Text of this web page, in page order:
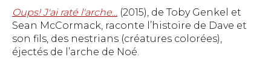
Oups! J'ai raté l'arche... (2015), de Toby Genkel et
Sean McCormack, raconte l’histoire de Dave et
son fils, des nestrians (créatures colorées),
éjectés de l’arche de Noé.